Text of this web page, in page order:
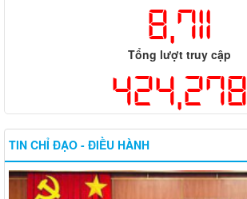
8,711
Tổng lượt truy cập
424,278
TIN CHỈ ĐẠO - ĐIỀU HÀNH